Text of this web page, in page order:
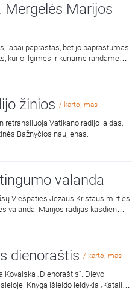
Mergelės Marijos
labai paprastas, bet jo paprastumas
kurio ilgimės ir kuriame randame
žinios / kartojimas
retransliuoja Vatikano radijo laidas,
Bažnyčios naujienas.
valanda
Viešpaties Jėzaus Kristaus mirties
valanda. Marijos radijas kasdien
drauge kalbant Dievo
litaniją bei pasiklausyti ištraukų iš
Vilniuje, kur saugomas ir
dienoraštis / kartojimas
Kovalska „Dienoraštis“. Dievo
Knygą išleido leidykla „Katalikų